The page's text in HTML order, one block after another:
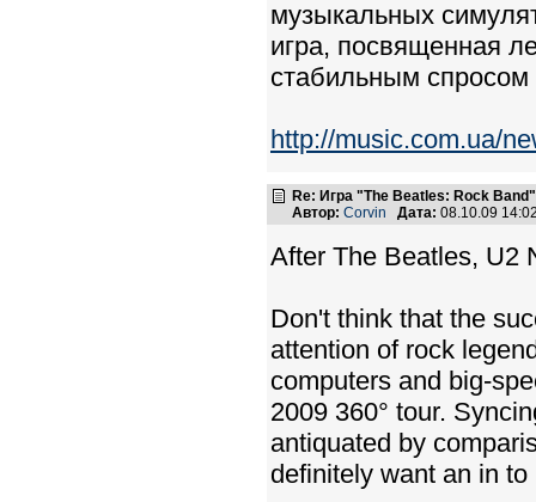
музыкальных
игра, посвященная
стабильным спросом
http://music.com.ua/
Re: Игра "The Beatles: Rock Band"
Автор: Corvin Дата: 08.10.09
After The Beatles, U2
Don't think that the
attention of rock
computers and big-
2009 360° tour.
antiquated by
definitely want an in